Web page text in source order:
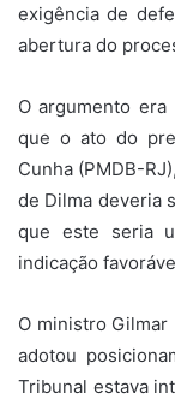
exigência de
abertura do
O argumento era
que o ato do
Cunha (PMDB-
de Dilma deveria
que este seria
indicação
O ministro
adotou
Tribunal estava